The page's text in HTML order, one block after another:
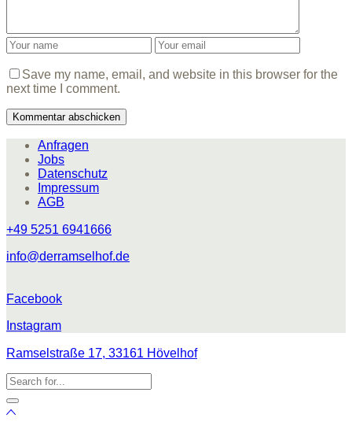
Save my name, email, and website in this browser for the
next time I comment.
Anfragen
Jobs
Datenschutz
Impressum
AGB
+49 5251 6941666
info@derramselhof.de
Facebook
Instagram
Ramselstraße 17, 33161 Hövelhof